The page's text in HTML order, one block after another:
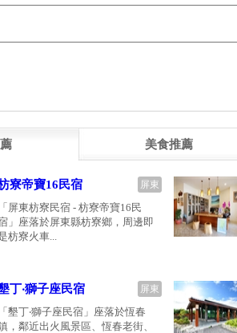
美食推薦
屏東
寮帝寶16民宿
「屏東枋寮民宿 - 枋寮帝寶16民
」座落於屏東縣枋寮鄉，周邊即
枋寮火車...
屏東
丁‧獅子座民宿
「墾丁‧獅子座民宿」座落於恆春
，鄰近出火風景區、恆春老街、